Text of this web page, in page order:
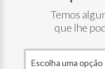
Temos
que lhe
Escolha uma opção